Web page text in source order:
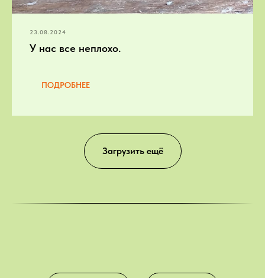
23.08.2024
У нас все неплохо.
ПОДРОБНЕЕ
Загрузить ещё